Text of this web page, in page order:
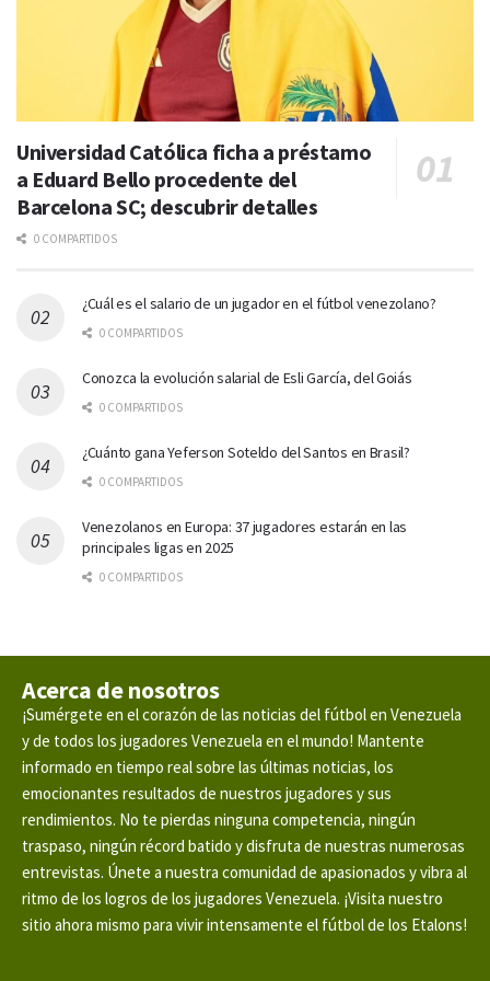
Universidad Católica ficha a préstamo
a Eduard Bello procedente del
Barcelona SC; descubrir detalles
0 COMPARTIDOS
¿Cuál es el salario de un jugador en el fútbol venezolano?
0 COMPARTIDOS
Conozca la evolución salarial de Esli García, del Goiás
0 COMPARTIDOS
¿Cuánto gana Yeferson Soteldo del Santos en Brasil?
0 COMPARTIDOS
Venezolanos en Europa: 37 jugadores estarán en las
principales ligas en 2025
0 COMPARTIDOS
Acerca de nosotros
¡Sumérgete en el corazón de las noticias del fútbol en Venezuela
y de todos los jugadores Venezuela en el mundo! Mantente
informado en tiempo real sobre las últimas noticias, los
emocionantes resultados de nuestros jugadores y sus
rendimientos. No te pierdas ninguna competencia, ningún
traspaso, ningún récord batido y disfruta de nuestras numerosas
entrevistas. Únete a nuestra comunidad de apasionados y vibra al
ritmo de los logros de los jugadores Venezuela. ¡Visita nuestro
sitio ahora mismo para vivir intensamente el fútbol de los Etalons!